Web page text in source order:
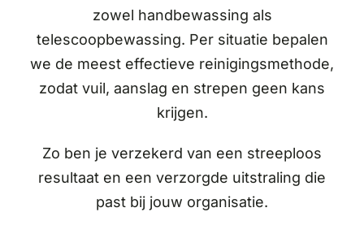
zowel handbewassing als
telescoopbewassing. Per situatie bepalen
we de meest effectieve reinigingsmethode,
zodat vuil, aanslag en strepen geen kans
krijgen.
Zo ben je verzekerd van een streeploos
resultaat en een verzorgde uitstraling die
past bij jouw organisatie.